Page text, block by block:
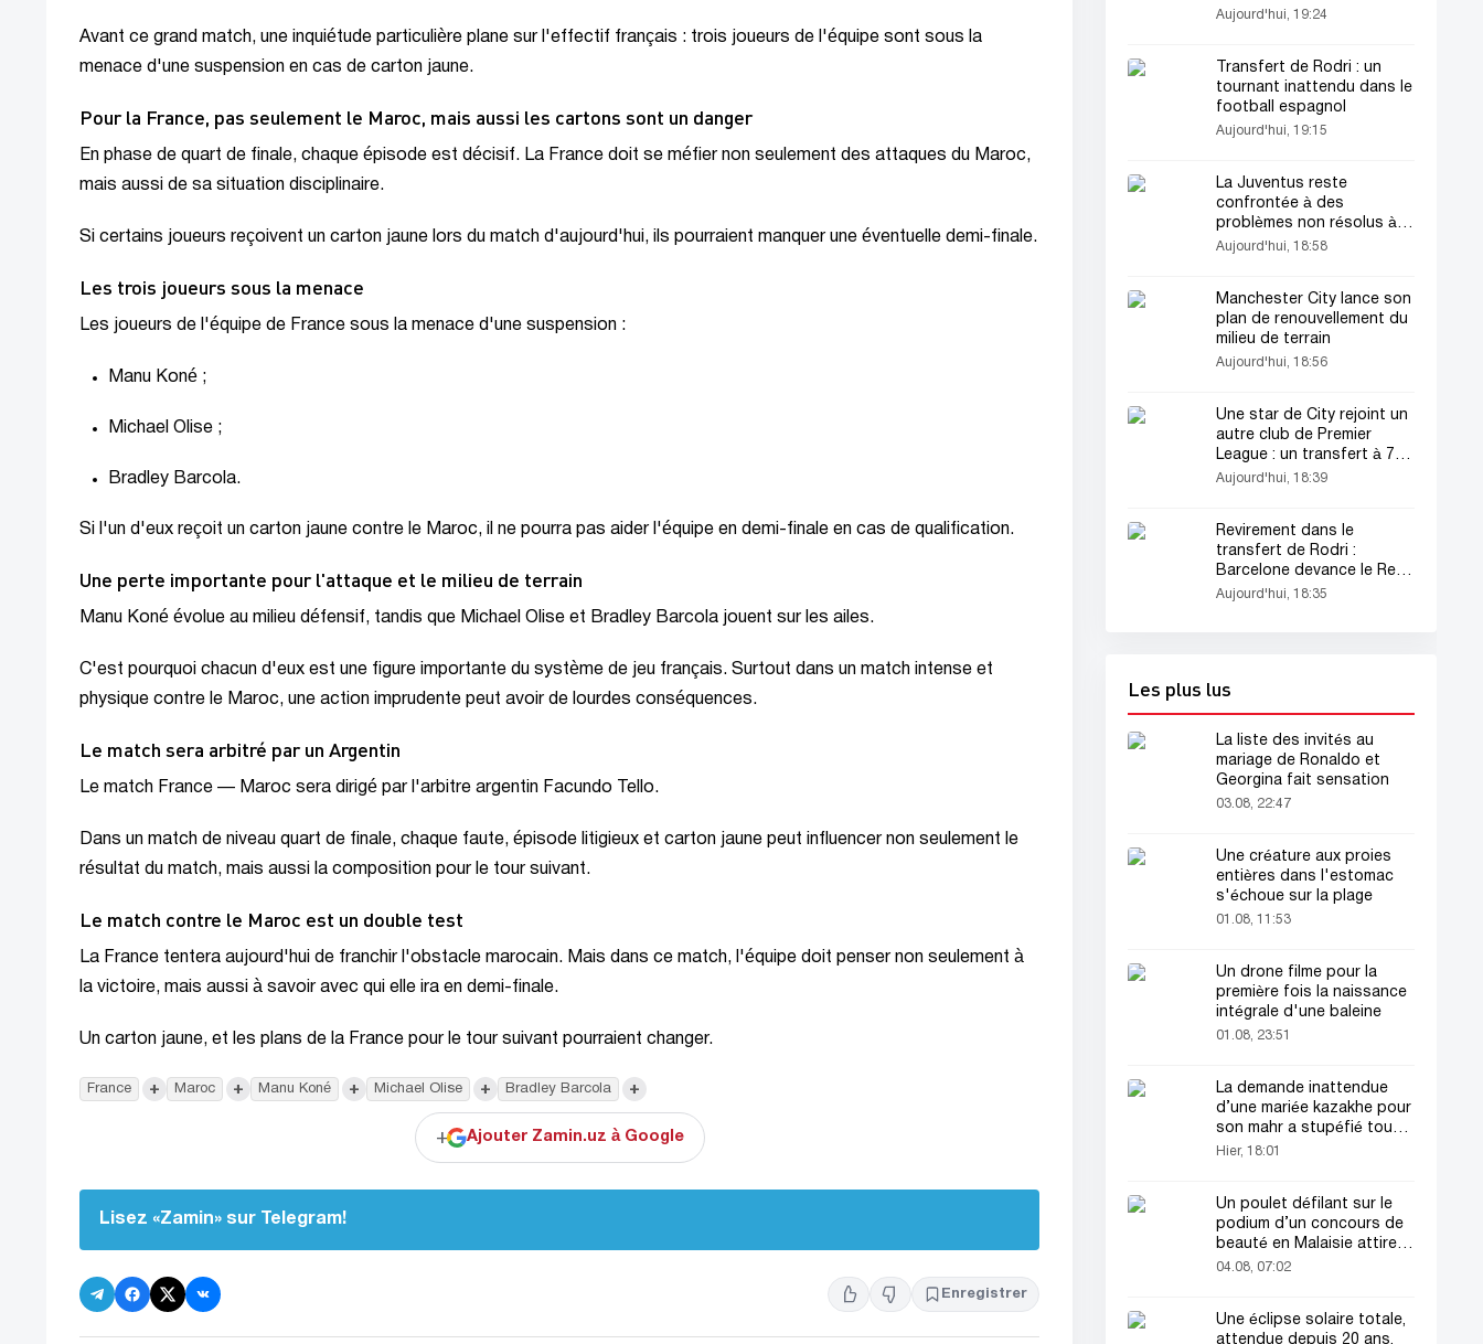
Avant ce grand match, une inquiétude particulière plane sur l'effectif français : trois joueurs de l'équipe sont sous la
menace d'une suspension en cas de carton jaune.
Pour la France, pas seulement le Maroc, mais aussi les cartons sont un danger
En phase de quart de finale, chaque épisode est décisif. La France doit se méfier non seulement des attaques du Maroc,
mais aussi de sa situation disciplinaire.
Si certains joueurs reçoivent un carton jaune lors du match d'aujourd'hui, ils pourraient manquer une éventuelle demi-finale.
Les trois joueurs sous la menace
Les joueurs de l'équipe de France sous la menace d'une suspension :
Manu Koné ;
Michael Olise ;
Bradley Barcola.
Si l'un d'eux reçoit un carton jaune contre le Maroc, il ne pourra pas aider l'équipe en demi-finale en cas de qualification.
Une perte importante pour l'attaque et le milieu de terrain
Manu Koné évolue au milieu défensif, tandis que Michael Olise et Bradley Barcola jouent sur les ailes.
C'est pourquoi chacun d'eux est une figure importante du système de jeu français. Surtout dans un match intense et
physique contre le Maroc, une action imprudente peut avoir de lourdes conséquences.
Le match sera arbitré par un Argentin
Le match France — Maroc sera dirigé par l'arbitre argentin Facundo Tello.
Dans un match de niveau quart de finale, chaque faute, épisode litigieux et carton jaune peut influencer non seulement le
résultat du match, mais aussi la composition pour le tour suivant.
Le match contre le Maroc est un double test
La France tentera aujourd'hui de franchir l'obstacle marocain. Mais dans ce match, l'équipe doit penser non seulement à
la victoire, mais aussi à savoir avec qui elle ira en demi-finale.
Un carton jaune, et les plans de la France pour le tour suivant pourraient changer.
France + Maroc + Manu Koné + Michael Olise + Bradley Barcola +
+ Ajouter Zamin.uz à Google
Lisez «Zamin» sur Telegram!
Enregistrer
Aujourd'hui, 19:24
Transfert de Rodri : un
tournant inattendu dans le
football espagnol
Aujourd'hui, 19:15
La Juventus reste
confrontée à des
problèmes non résolus à
l’approche de la fin du
Aujourd'hui, 18:58
Manchester City lance son
plan de renouvellement du
milieu de terrain
Aujourd'hui, 18:56
Une star de City rejoint un
autre club de Premier
League : un transfert à 70
millions d'euros
Aujourd'hui, 18:39
Revirement dans le
transfert de Rodri :
Barcelone devance le Real
Madrid
Aujourd'hui, 18:35
Les plus lus
La liste des invités au
mariage de Ronaldo et
Georgina fait sensation
03.08, 22:47
Une créature aux proies
entières dans l'estomac
s'échoue sur la plage
01.08, 11:53
Un drone filme pour la
première fois la naissance
intégrale d'une baleine
01.08, 23:51
La demande inattendue
d’une mariée kazakhe pour
son mahr a stupéfié tout
le monde
Hier, 18:01
Un poulet défilant sur le
podium d’un concours de
beauté en Malaisie attire
l’attention du public
04.08, 07:02
Une éclipse solaire totale,
attendue depuis 20 ans,